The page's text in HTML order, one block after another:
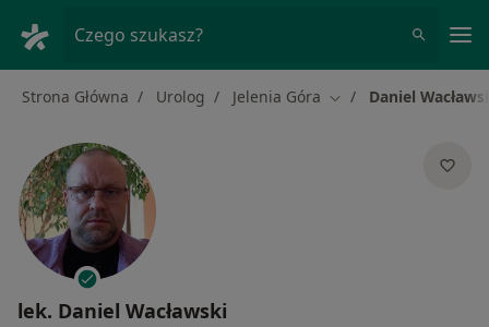
Czego szukasz?
Strona Główna Urolog Jelenia Góra Zmień miasto
Daniel
lek. Daniel Wacławski